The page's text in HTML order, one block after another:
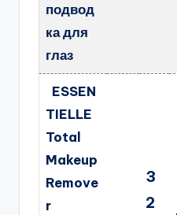
подвод
ка для
глаз
ESSEN
TIELLE
Total
Makeup
Remove
r
3
2